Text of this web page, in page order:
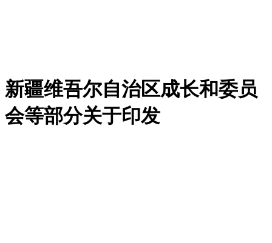
新疆维吾尔自治区成长和委员
会等部分关于印发